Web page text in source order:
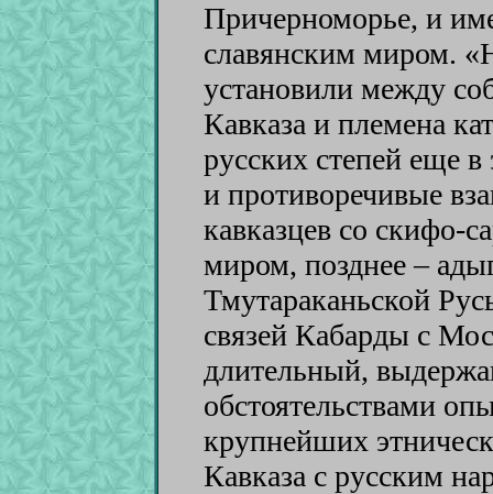
Причерноморье, и
славянским миром.
установили между
Кавказа и племена
русских степей еще
и противоречивые
кавказцев со скифо-
миром, позднее –
Тмутараканьской
связей Кабарды с
длительный,
обстоятельствами
крупнейших
Кавказа с русским